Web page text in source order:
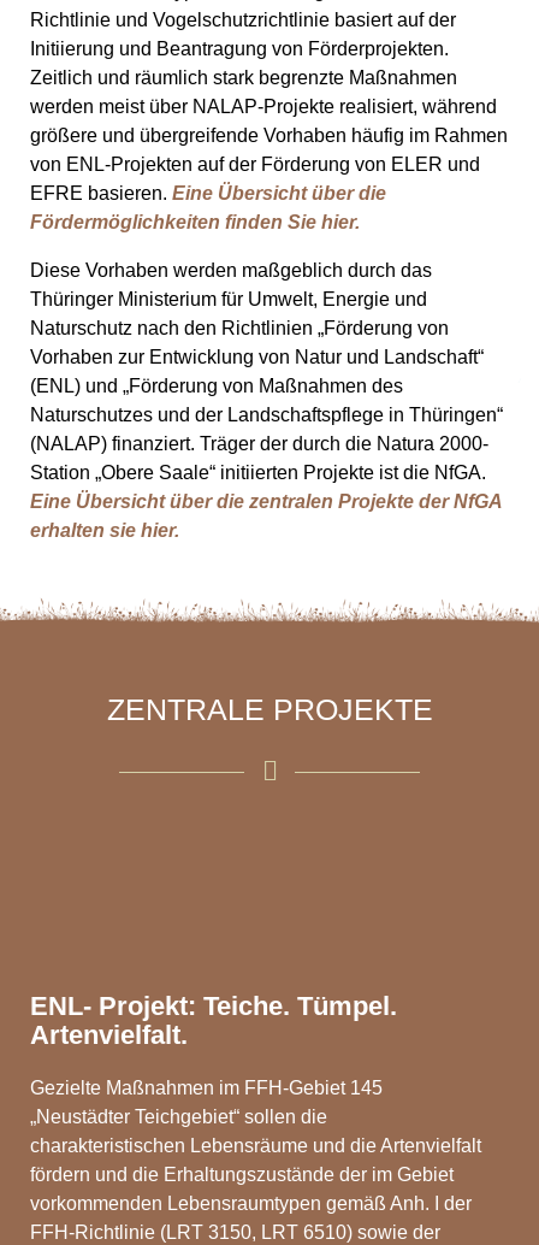
Richtlinie und Vogelschutzrichtlinie basiert auf der
Initiierung und Beantragung von Förderprojekten.
Zeitlich und räumlich stark begrenzte Maßnahmen
werden meist über NALAP-Projekte realisiert, während
größere und übergreifende Vorhaben häufig im Rahmen
von ENL-Projekten auf der Förderung von ELER und
EFRE basieren. Eine Übersicht über die
Fördermöglichkeiten finden Sie hier.
Diese Vorhaben werden maßgeblich durch das
Thüringer Ministerium für Umwelt, Energie und
Naturschutz nach den Richtlinien „Förderung von
Vorhaben zur Entwicklung von Natur und Landschaft“
(ENL) und „Förderung von Maßnahmen des
Naturschutzes und der Landschaftspflege in Thüringen“
(NALAP) finanziert. Träger der durch die Natura 2000-
Station „Obere Saale“ initiierten Projekte ist die NfGA.
Eine Übersicht über die zentralen Projekte der NfGA
erhalten sie hier.
ZENTRALE PROJEKTE
ENL- Projekt: Teiche. Tümpel.
Artenvielfalt.
Gezielte Maßnahmen im FFH-Gebiet 145
„Neustädter Teichgebiet“ sollen die
charakteristischen Lebensräume und die Artenvielfalt
fördern und die Erhaltungszustände der im Gebiet
vorkommenden Lebensraumtypen gemäß Anh. I der
FFH-Richtlinie (LRT 3150, LRT 6510) sowie der